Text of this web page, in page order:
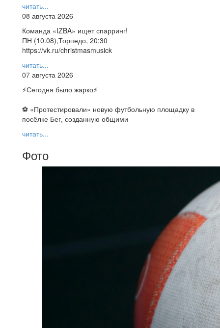
читать...
08 августа 2026
Команда «IZBA» ищет спарринг!
ПН (10.08),Торпедо, 20:30
https://vk.ru/christmasmusick
читать...
07 августа 2026
⚡️Сегодня было жарко⚡️
⚽ ️«Протестировали» новую футбольную площадку в
посёлке Бег, созданную общими
читать...
Фото